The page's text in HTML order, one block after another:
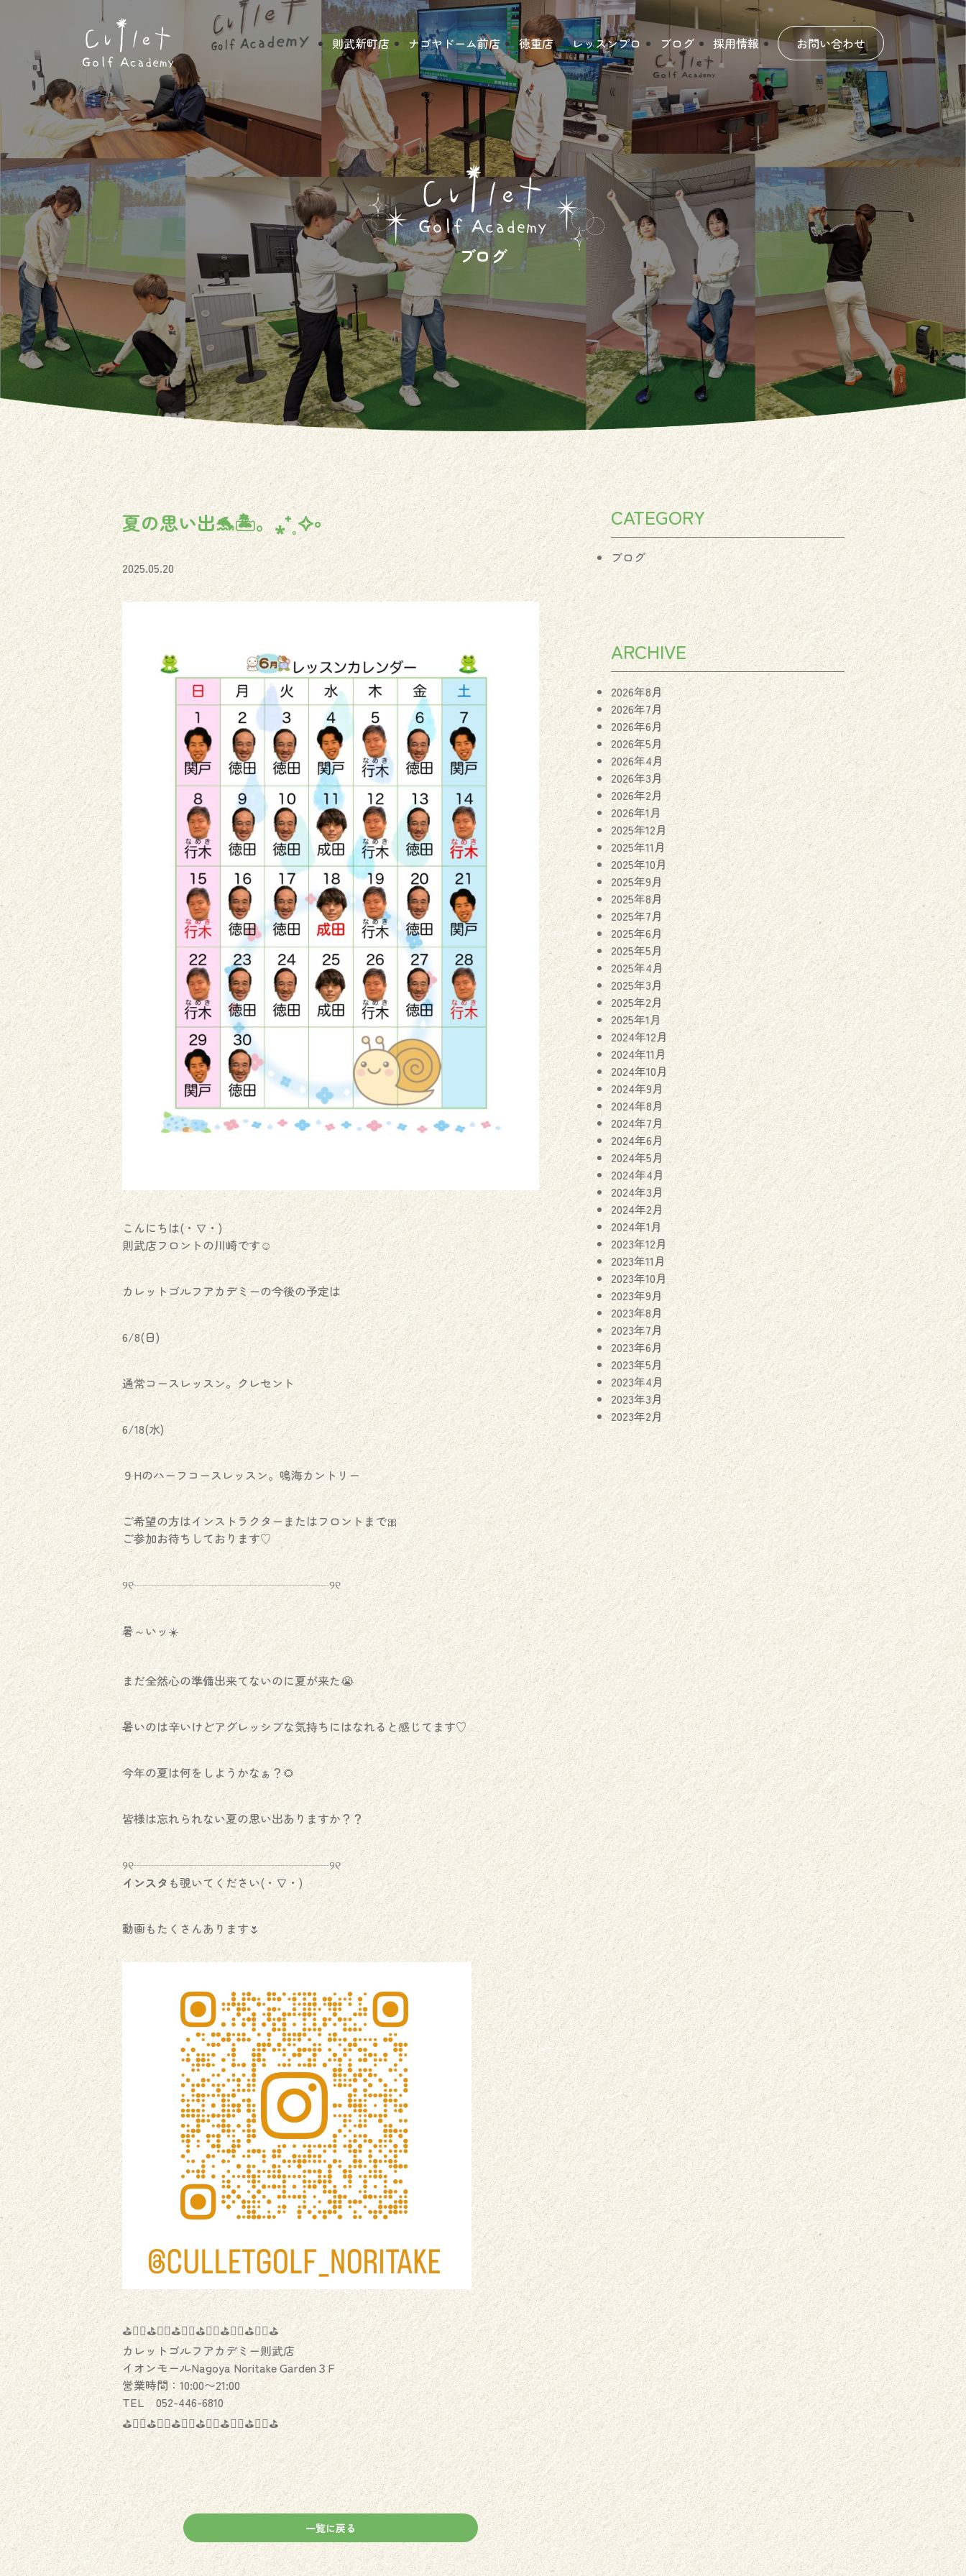
則武新町店 ナゴヤドーム前店 徳重店 レッスンプロ ブログ 採用情報 お問い合わせ
ブログ
夏の思い出🐬🏝。⁎⁺˳✧༚
2025.05.20
こんにちは(・∇・)
則武店フロントの川崎です☺︎
カレットゴルフアカデミーの今後の予定は
6/8(日)
通常コースレッスン。クレセント
6/18(水)
９Hのハーフコースレッスン。鳴海カントリー
ご希望の方はインストラクターまたはフロントまで🎀
ご参加お待ちしております♡
୨୧┈┈┈┈┈┈┈┈┈┈┈┈┈┈┈┈┈୨୧
暑～いッ☀️
まだ全然心の準備出来てないのに夏が来た😭
暑いのは辛いけどアグレッシブな気持ちにはなれると感じてます♡
今年の夏は何をしようかなぁ？🌻
皆様は忘れられない夏の思い出ありますか？？
୨୧┈┈┈┈┈┈┈┈┈┈┈┈┈┈┈┈┈୨୧
インスタも覗いてください(・∇・)
動画もたくさんあります🌷
⛳️🏌️‍♂️⛳️🏌️‍♀️⛳️🏌️‍♂️⛳️🏌️‍♀️⛳️🏌️‍♂️⛳️🏌️‍♀️⛳️
カレットゴルフアカデミー則武店
イオンモールNagoya Noritake Garden３F
営業時間：10:00〜21:00
TEL 052-446-6810
⛳️🏌️‍♂️⛳️🏌️‍♀️⛳️🏌️‍♂️⛳️🏌️‍♀️⛳️🏌️‍♂️⛳️🏌️‍♀️⛳️
一覧に戻る
CATEGORY
ブログ
ARCHIVE
2026年8月
2026年7月
2026年6月
2026年5月
2026年4月
2026年3月
2026年2月
2026年1月
2025年12月
2025年11月
2025年10月
2025年9月
2025年8月
2025年7月
2025年6月
2025年5月
2025年4月
2025年3月
2025年2月
2025年1月
2024年12月
2024年11月
2024年10月
2024年9月
2024年8月
2024年7月
2024年6月
2024年5月
2024年4月
2024年3月
2024年2月
2024年1月
2023年12月
2023年11月
2023年10月
2023年9月
2023年8月
2023年7月
2023年6月
2023年5月
2023年4月
2023年3月
2023年2月